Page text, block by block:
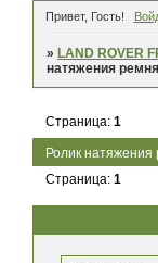
Привет, Гость!
» LAND ROVER
натяжения
Ролик натяжения
Страница:1
Страница:1